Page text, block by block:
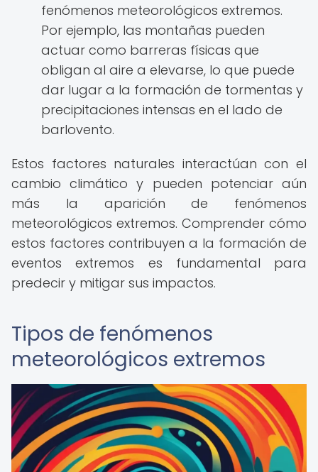
fenómenos meteorológicos extremos.
Por ejemplo, las montañas pueden
actuar como barreras físicas que
obligan al aire a elevarse, lo que puede
dar lugar a la formación de tormentas y
precipitaciones intensas en el lado de
barlovento.
Estos factores naturales interactúan con el
cambio climático y pueden potenciar aún
más la aparición de fenómenos
meteorológicos extremos. Comprender cómo
estos factores contribuyen a la formación de
eventos extremos es fundamental para
predecir y mitigar sus impactos.
Tipos de fenómenos
meteorológicos extremos